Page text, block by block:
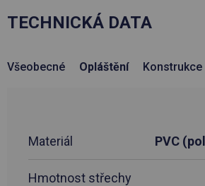
TECHNICKÁ DATA
Všeobecné Opláštění Konstrukce
Materiál PVC
Hmotnost střechy